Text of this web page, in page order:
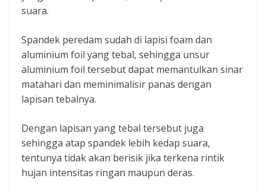
suara.
Spandek peredam sudah di lapisi foam dan
aluminium foil yang tebal, sehingga unsur
aluminium foil tersebut dapat memantulkan sinar
matahari dan meminimalisir panas dengan
lapisan tebalnya.
Dengan lapisan yang tebal tersebut juga
sehingga atap spandek lebih kedap suara,
tentunya tidak akan berisik jika terkena rintik
hujan intensitas ringan maupun deras.